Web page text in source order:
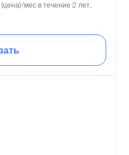
мес в течение 2 лет.